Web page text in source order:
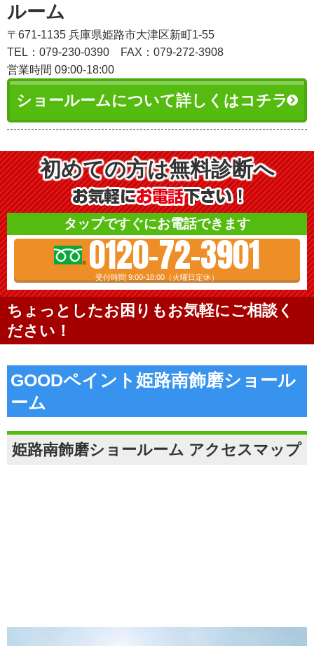
ルーム
〒671-1135 兵庫県姫路市大津区新町1-55
TEL：079-230-0390
FAX：079-272-3908
営業時間 09:00-18:00
ショールームについて詳しくはコチラ
初めての方は無料診断へ
タップですぐにお電話できます
0120-72-3901
受付時間 9:00-18:00（火曜日定休）
ちょっとしたお困りもお気軽にご相談く
ださい！
GOODペイント姫路南飾磨ショール
ーム
姫路南飾磨ショールーム アクセスマップ